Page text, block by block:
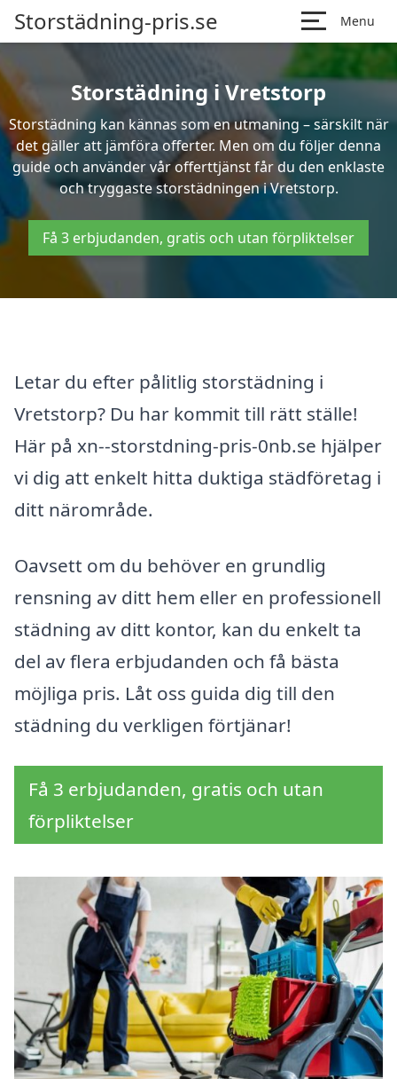
Storstädning-pris.se Menu
Storstädning i Vretstorp
Storstädning kan kännas som en utmaning – särskilt när
det gäller att jämföra offerter. Men om du följer denna
guide och använder vår offerttjänst får du den enklaste
och tryggaste storstädningen i Vretstorp.
Få 3 erbjudanden, gratis och utan förpliktelser
Letar du efter pålitlig storstädning i
Vretstorp? Du har kommit till rätt ställe!
Här på xn--storstdning-pris-0nb.se hjälper
vi dig att enkelt hitta duktiga städföretag i
ditt närområde.
Oavsett om du behöver en grundlig
rensning av ditt hem eller en professionell
städning av ditt kontor, kan du enkelt ta
del av flera erbjudanden och få bästa
möjliga pris. Låt oss guida dig till den
städning du verkligen förtjänar!
Få 3 erbjudanden, gratis och utan
förpliktelser